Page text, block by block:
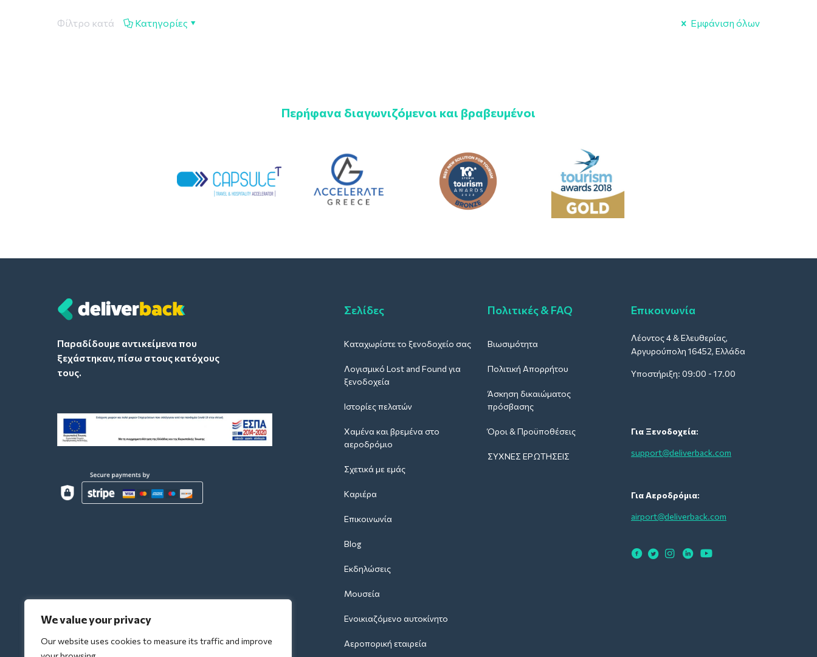
We value your privacy
Our website uses cookies to measure its traffic and improve
Φίλτρο κατά Κατηγορίες Εμφάνιση όλων
Περήφανα διαγωνιζόμενοι και βραβευμένοι
Παραδίδουμε αντικείμενα που
ξεχάστηκαν, πίσω στους κατόχους
τους.
Σελίδες
Καταχωρίστε το ξενοδοχείο σας
Λογισμικό Lost and Found για
ξενοδοχεία
Ιστορίες πελατών
Χαμένα και βρεμένα στο
αεροδρόμιο
Σχετικά με εμάς
Καριέρα
Επικοινωνία
Blog
Εκδηλώσεις
Μουσεία
Ενοικιαζόμενο αυτοκίνητο
Αεροπορική εταιρεία
Πολιτικές & FAQ
Βιωσιμότητα
Πολιτική Απορρήτου
Άσκηση δικαιώματος
πρόσβασης
Όροι & Προϋποθέσεις
ΣΥΧΝΈΣ ΕΡΩΤΉΣΕΙΣ
Επικοινωνία
Λέοντος 4 & Ελευθερίας,
Αργυρούπολη 16452, Ελλάδα
Υποστήριξη: 09:00 - 17.00
Για Ξενοδοχεία:
support@deliverback.com
Για Αεροδρόμια:
airport@deliverback.com